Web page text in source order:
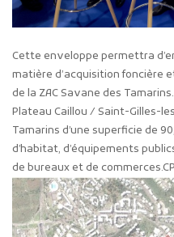
Cette enveloppe permettra
matière d’acquisition foncière
de la ZAC Savane des
Plateau Caillou / Saint-Gilles-
Tamarins d’une superficie de
d’habitat, d’équipements
de bureaux et de